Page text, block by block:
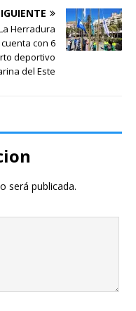
Herradura
con 6
deportivo
del Este
será publicada.